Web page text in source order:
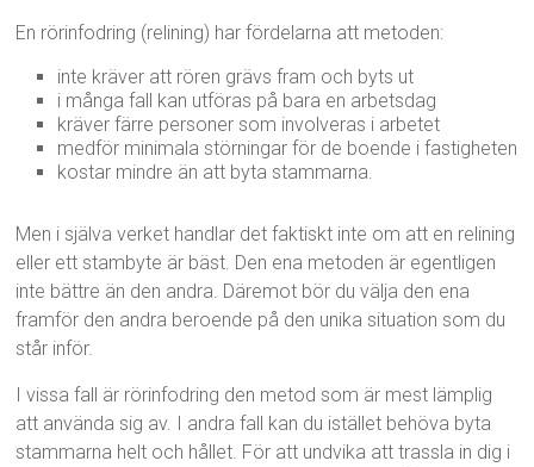
En rörinfodring (relining) har fördelarna att metoden:
inte kräver att rören grävs fram och byts ut
i många fall kan utföras på bara en arbetsdag
kräver färre personer som involveras i arbetet
medför minimala störningar för de boende i fastigheten
kostar mindre än att byta stammarna.
Men i själva verket handlar det faktiskt inte om att en relining
eller ett stambyte är bäst. Den ena metoden är egentligen
inte bättre än den andra. Däremot bör du välja den ena
framför den andra beroende på den unika situation som du
står inför.
I vissa fall är rörinfodring den metod som är mest lämplig
att använda sig av. I andra fall kan du istället behöva byta
stammarna helt och hållet. För att undvika att trassla in dig i